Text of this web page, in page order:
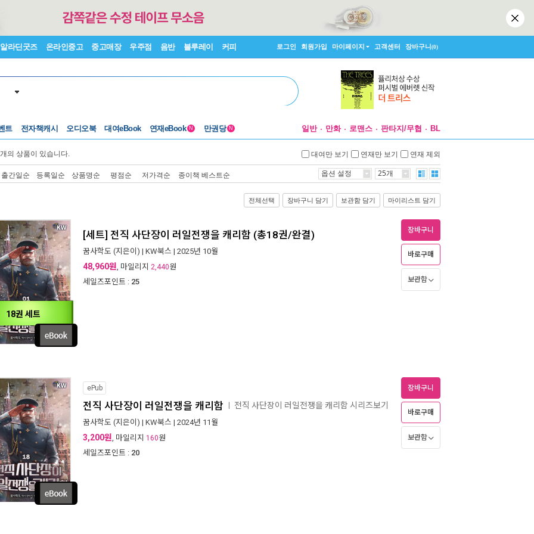
알라딘굿즈 온라인중고 중고매장 우주점 음반 블루레이 커피 로그인 회원가입 마이페이지 고객센터 장바구니(0)
트 전자책캐시 오디오북 대여eBook 연재eBook N 만권당 N 일반 만화 로맨스 판타지/무협 BL
개의 상품이 있습니다. 대여만 보기 연재만 보기 연재 제외
출간일순 등록일순 상품명순 평점순 저가격순 종이책 베스트순 옵션 설정 25개
전체선택 장바구니 담기 보관함 담기 마이리스트 담기
18권 세트
[세트] 전직 사단장이 러일전쟁을 캐리함 (총18권/완결)
꿈사학도 (지은이) | KW북스 | 2025년 10월
48,960원, 마일리지 2,440원
세일즈포인트 : 25
장바구니
바로구매
보관함
ePub
전직 사단장이 러일전쟁을 캐리함 전직 사단장이 러일전쟁을 캐리함 시리즈보기
꿈사학도 (지은이) | KW북스 | 2024년 11월
3,200원, 마일리지 160원
세일즈포인트 : 20
장바구니
바로구매
보관함